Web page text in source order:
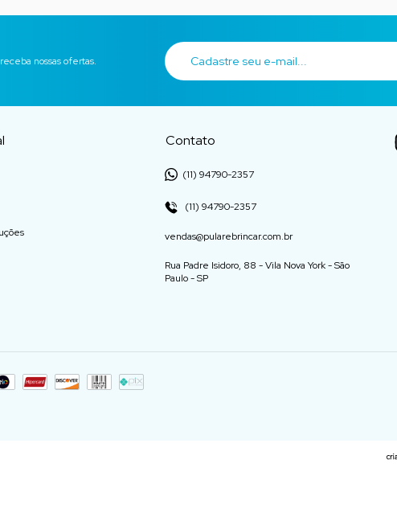
nossas ofertas.
Contato
(11) 94790-2357
(11) 94790-2357
vendas@pularebrincar.com.br
Rua Padre Isidoro, 88 - Vila Nova York - São
Paulo - SP